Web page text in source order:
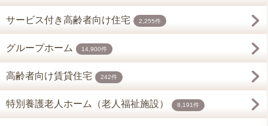
サービス付き高齢者向け住宅 2,255件
グループホーム 14,900件
高齢者向け賃貸住宅 242件
特別養護老人ホーム（老人福祉施設） 8,191件